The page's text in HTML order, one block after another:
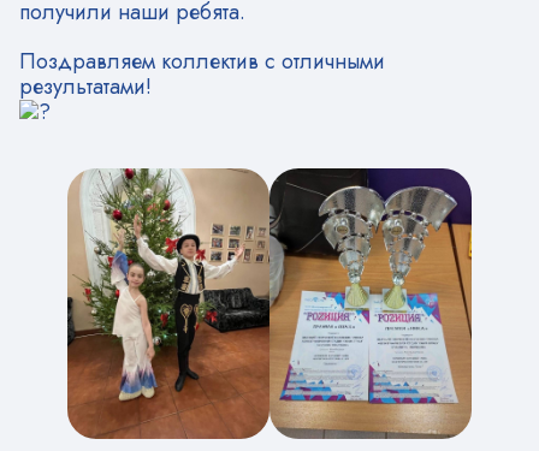
получили наши ребята.
Поздравляем коллектив с отличными
результатами!